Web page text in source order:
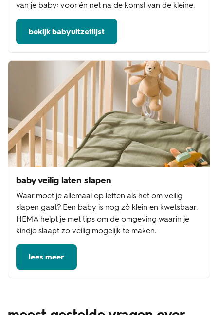
van je baby: voor én net na de komst van de kleine.
bekijk babyuitzetlijst
baby veilig laten slapen
Waar moet je allemaal op letten als het om veilig
slapen gaat? Een baby is nog zó klein en kwetsbaar.
HEMA helpt je met tips om de omgeving waarin je
kindje slaapt zo veilig mogelijk te maken.
lees meer